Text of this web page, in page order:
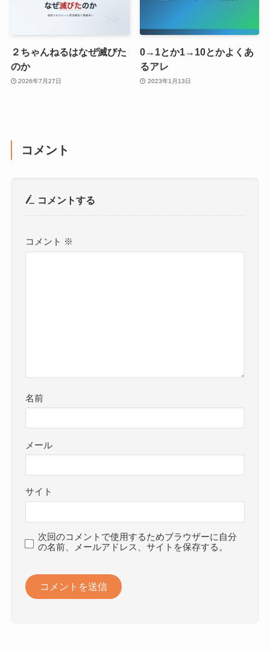
２ちゃんねるはなぜ滅びた
のか
2026年7月27日
0→1とか1→10とかよくあ
るアレ
2023年1月13日
コメント
コメントする
コメント ※
名前
メール
サイト
次回のコメントで使用するためブラウザーに自分
の名前、メールアドレス、サイトを保存する。